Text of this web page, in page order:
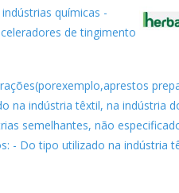
químicas -
de tingimento
na indústria têxtil, na indústria
semelhantes, não
- Do tipo utilizado na indústria